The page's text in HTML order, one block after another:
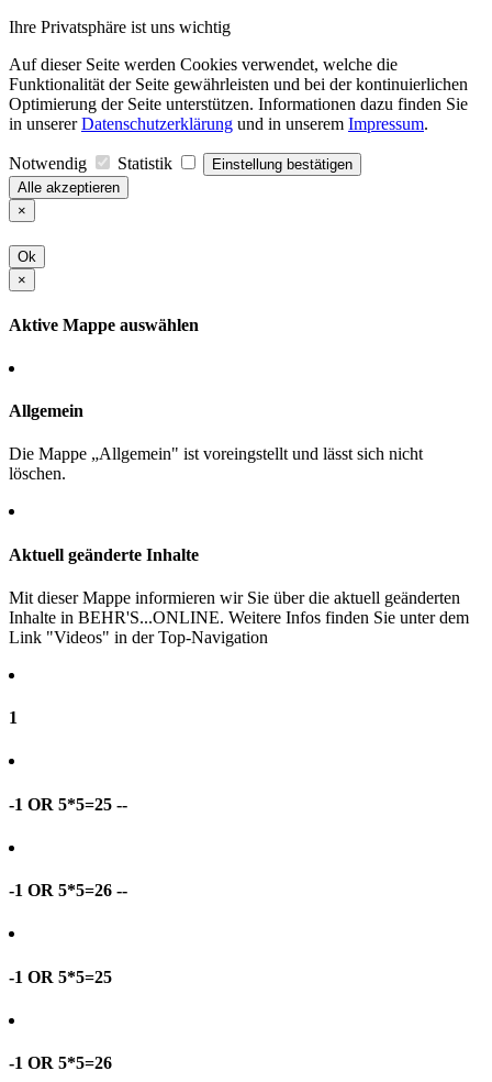
Ihre Privatsphäre ist uns wichtig
Auf dieser Seite werden Cookies verwendet, welche die
Funktionalität der Seite gewährleisten und bei der kontinuierlichen
Optimierung der Seite unterstützen. Informationen dazu finden Sie
in unsererDatenschutzerklärung und in unserem Impressum.
Notwendig Statistik
Einstellung bestätigen
Alle akzeptieren
×
Ok
×
Aktive Mappe auswählen
Allgemein
Die Mappe „Allgemein" ist voreingstellt und lässt sich nicht
löschen.
Aktuell geänderte Inhalte
Mit dieser Mappe informieren wir Sie über die aktuell geänderten
Inhalte in BEHR'S...ONLINE. Weitere Infos finden Sie unter dem
Link "Videos" in der Top-Navigation
1
-1 OR 5*5=25 --
-1 OR 5*5=26 --
-1 OR 5*5=25
-1 OR 5*5=26